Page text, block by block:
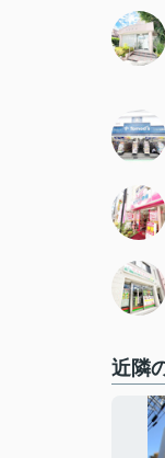
近隣